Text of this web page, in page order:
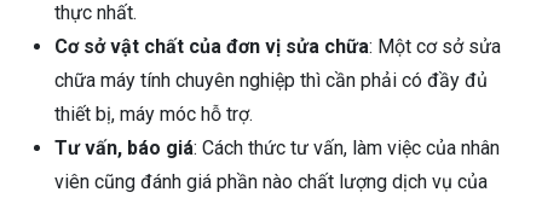
thực nhất.
Cơ sở vật chất của đơn vị sửa chữa: Một cơ sở sửa
chữa máy tính chuyên nghiệp thì cần phải có đầy đủ
thiết bị, máy móc hỗ trợ.
Tư vấn, báo giá: Cách thức tư vấn, làm việc của nhân
viên cũng đánh giá phần nào chất lượng dịch vụ của